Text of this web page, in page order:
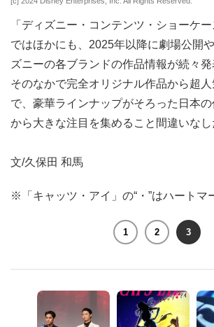
「ディズニー・コンテンツ・ショーケー
ではほかにも、2025年以降に劇場公開
ズニーの各ブランドの作品情報が続々発
そのなかで完全オリジナル作品から超人
で、豪華ラインナップがそろった日本
から大きな注目を集めること間違いなし
文/久保田 和馬
※「キャッツ・アイ」の“・”はハートマ
1 2 3